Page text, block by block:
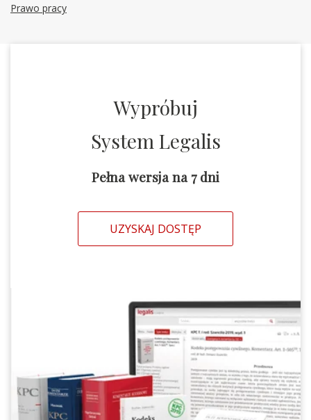
Prawo pracy
Wypróbuj
System Legalis
Pełna wersja na 7 dni
UZYSKAJ DOSTĘP